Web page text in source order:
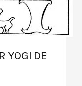
YOGI DE